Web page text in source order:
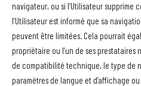
navigateur, ou si l’Utilisateur supprime
l’Utilisateur est informé que sa
peuvent être limitées. Cela pourrait
propriétaire ou l’un de ses
de compatibilité technique, le type de
paramètres de langue et d’affichage